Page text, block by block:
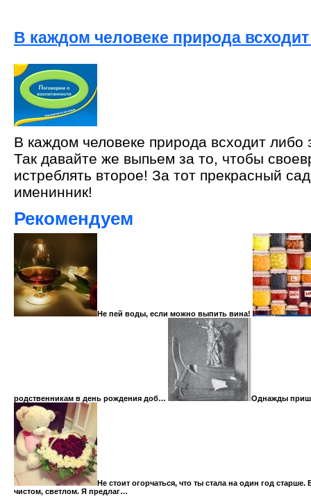
В каждом человеке природа
В каждом человеке природа всходит
Так давайте же выпьем за то, чтобы
истреблять второе! За тот прекрасный
именинник!
Рекомендуем
Не пей воды, если можно выпить вина!
родственникам в день рождения доб… Однажды
Не стоит огорчаться, что ты стала на один год старше.
чистом, светлом. Я предлаг…